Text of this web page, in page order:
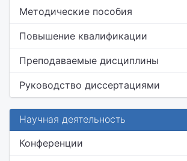
Методические пособия
Повышение квалификации
Преподаваемые дисциплины
Руководство диссертациями
Научная деятельность
Конференции